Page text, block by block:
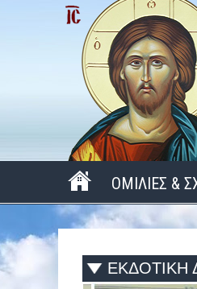
ΟΜΙΛΙΕΣ &
ΠΕΡΙΟΔΟΣ 2025
ΠΕΡΙΟΔΟΣ
ΕΚΔΟΤΙΚΗ